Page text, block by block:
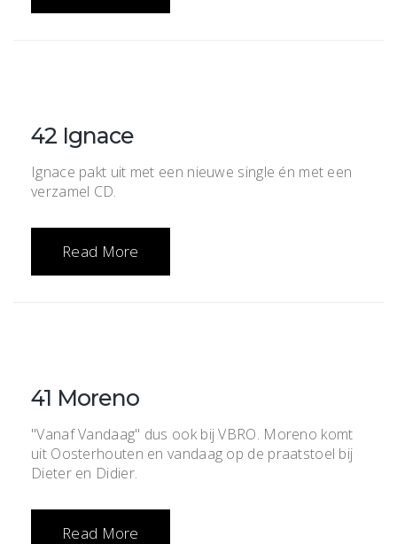
42 Ignace
Ignace pakt uit met een nieuwe single én met een
verzamel CD.
Read More
41 Moreno
"Vanaf Vandaag" dus ook bij VBRO. Moreno komt
uit Oosterhouten en vandaag op de praatstoel bij
Dieter en Didier.
Read More